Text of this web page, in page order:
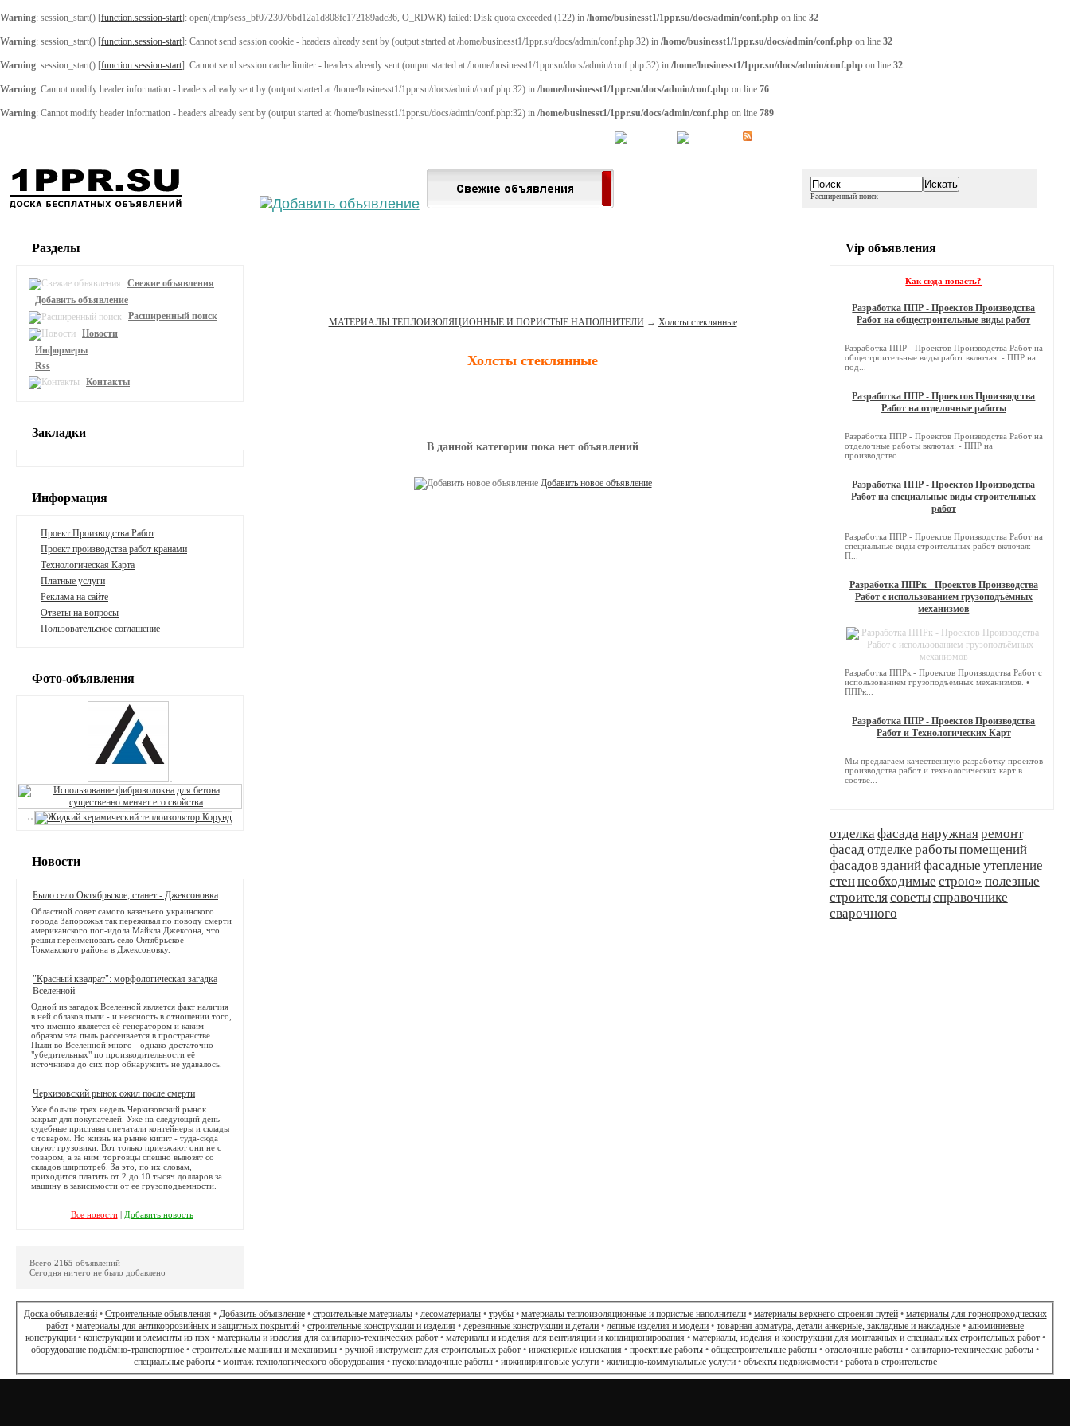
Warning: session_start() [function.session-start]: open(/tmp/sess_bf0723076bd12a1d808fe172189adc36, O_RDWR) failed: Disk quota exceeded (122) in /home/businesst1/1ppr.su/docs/admin/conf.php on line 32
Warning: session_start() [function.session-start]: Cannot send session cookie - headers already sent by (output started at /home/businesst1/1ppr.su/docs/admin/conf.php:32) in /home/businesst1/1ppr.su/docs/admin/conf.php on line 32
Warning: session_start() [function.session-start]: Cannot send session cache limiter - headers already sent (output started at /home/businesst1/1ppr.su/docs/admin/conf.php:32) in /home/businesst1/1ppr.su/docs/admin/conf.php on line 32
Warning: Cannot modify header information - headers already sent by (output started at /home/businesst1/1ppr.su/docs/admin/conf.php:32) in /home/businesst1/1ppr.su/docs/admin/conf.php on line 76
Warning: Cannot modify header information - headers already sent by (output started at /home/businesst1/1ppr.su/docs/admin/conf.php:32) in /home/businesst1/1ppr.su/docs/admin/conf.php on line 789
Расширенный поиск
МАТЕРИАЛЫ ТЕПЛОИЗОЛЯЦИОННЫЕ И ПОРИСТЫЕ НАПОЛНИТЕЛИ → Холсты стеклянные
Холсты стеклянные
В данной категории пока нет объявлений
Добавить новое объявление
Разделы
Свежие объявления
Добавить объявление
Расширенный поиск
Новости
Информеры
Rss
Контакты
Закладки
Информация
Проект Производства Работ
Проект производства работ кранами
Технологическая Карта
Платные услуги
Реклама на сайте
Ответы на вопросы
Пользовательское соглашение
Фото-объявления
Новости
Было село Октябрьское, станет - Джексоновка
Областной совет самого казачьего украинского
города Запорожья так переживал по поводу смерти
американского поп-идола Майкла Джексона, что
решил переименовать село Октябрьское
Токмакского района в Джексоновку.
"Красный квадрат": морфологическая загадка
Вселенной
Одной из загадок Вселенной является факт наличия
в ней облаков пыли - и неясность в отношении того,
что именно является её генератором и каким
образом эта пыль рассеивается в пространстве.
Пыли во Вселенной много - однако достаточно
"убедительных" по производительности её
источников до сих пор обнаружить не удавалось.
Черкизовский рынок ожил после смерти
Уже больше трех недель Черкизовский рынок
закрыт для покупателей. Уже на следующий день
судебные приставы опечатали контейнеры и склады
с товаром. Но жизнь на рынке кипит - туда-сюда
снуют грузовики. Вот только приезжают они не с
товаром, а за ним: торговцы спешно вывозят со
складов ширпотреб. За это, по их словам,
приходится платить от 2 до 10 тысяч долларов за
машину в зависимости от ее грузоподъемности.
Все новости| Добавить новость
Всего 2165 объявлений
Сегодня ничего не было добавлено
Vip объявления
Как сюда попасть?
Разработка ППР - Проектов Производства
Работ на общестроительные виды работ
Разработка ППР - Проектов Производства Работ на
общестроительные виды работ включая: - ППР на
под...
Разработка ППР - Проектов Производства
Работ на отделочные работы
Разработка ППР - Проектов Производства Работ на
отделочные работы включая: - ППР на
производство...
Разработка ППР - Проектов Производства
Работ на специальные виды строительных
работ
Разработка ППР - Проектов Производства Работ на
специальные виды строительных работ включая: -
П...
Разработка ППРк - Проектов Производства
Работ с использованием грузоподъёмных
механизмов
Разработка ППРк - Проектов Производства Работ с
использованием грузоподъёмных механизмов. •
ППРк...
Разработка ППР - Проектов Производства
Работ и Технологических Карт
Мы предлагаем качественную разработку проектов
производства работ и технологических карт в
соотве...
отделкафасаданаружнаяремонт
фасадотделке работыпомещений
фасадовзданийфасадные утепление
стеннеобходимые строю» полезные
строителясоветысправочнике
сварочного
Доска объявлений• Строительные объявления • Добавить объявление• строительные материалы• лесоматериалы• трубы• материалы теплоизоляционные и пористые наполнители• материалы верхнего строения путей• материалы для горнопроходческих
работ • материалы для антикоррозийных и защитных покрытий • строительные конструкции и изделия • деревянные конструкции и детали • лепные изделия и модели • товарная арматура, детали анкерные, закладные и накладные • алюминиевые
конструкции• конструкции и элементы из пвх• материалы и изделия для санитарно-технических работ• материалы и изделия для вентиляции и кондиционирования • материалы, изделия и конструкции для монтажных и специальных строительных работ•
оборудование подъёмно-транспортное • строительные машины и механизмы • ручной инструмент для строительных работ • инженерные изыскания • проектные работы • общестроительные работы • отделочные работы • санитарно-технические работы •
специальные работы• монтаж технологического оборудования • пусконаладочные работы• инжиниринговые услуги• жилищно-коммунальные услуги• объекты недвижимости• работа в строительстве